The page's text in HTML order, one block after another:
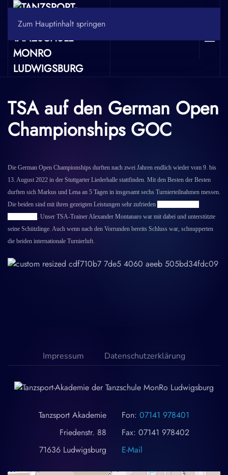
Zum Hauptinhalt springen
TSA auf den German Open
Championships GOC
Die German Open Championships durften nach zwei Jahren endlich wieder vom 9. bis
13. August 2022 in der Stuttgarter Liederhalle stattfinden. Mit den Besten der Besten
durften sich Markus und Lena an 5 Tagen in insgesamt sechs Turnierteilnahmen messen.
Die beiden sind mit ihren gezeigten Leistungen sehr zufrieden
. Unser TSA-Trainer Alexander Montanaro war mit dabei und unterstützte
seine Schützlinge. Auch wenn nach den Vorrunden bereits Schluss war, schnupperten
die beiden internationale Turnierluft.
Impressum Datenschutzerklärung
Tanzsport Akademie
Friedenstr. 88
71636 Ludwigsburg
Fon: 07141 978401
Fax: 07141 978402
E-Mail